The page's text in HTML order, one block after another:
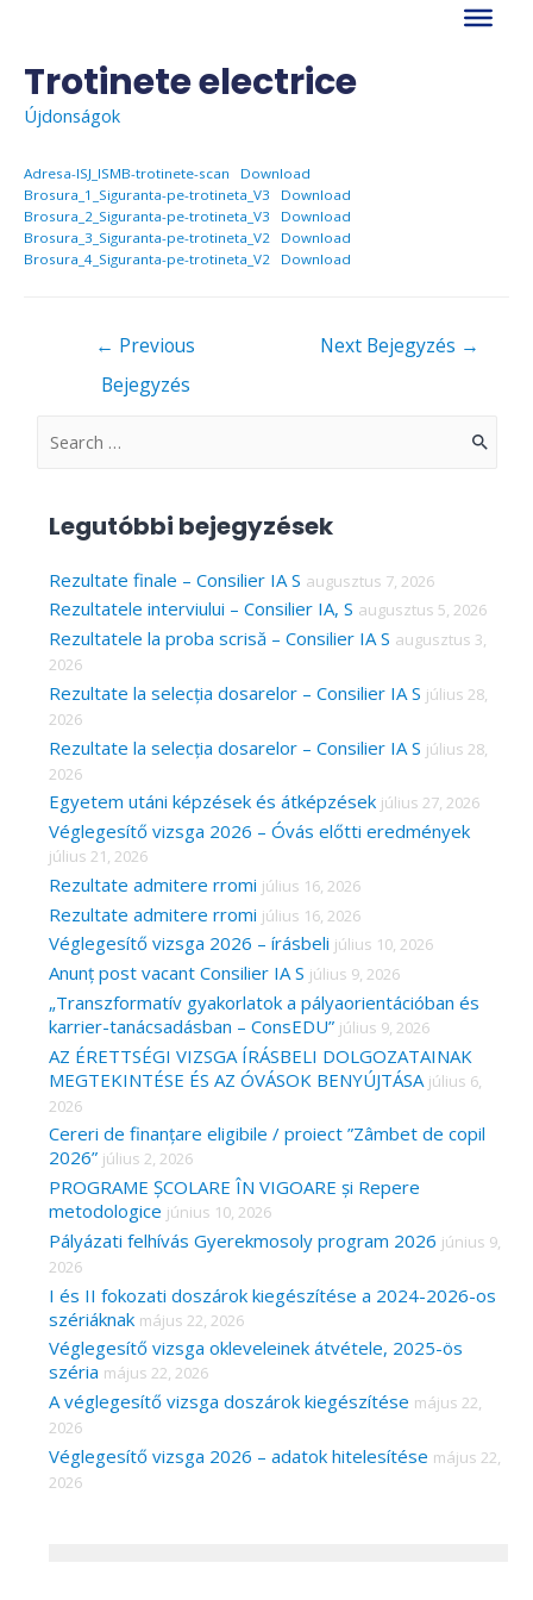
contentTrotinete electrice
Újdonságok
Adresa-ISJ_ISMB-trotinete-scan
Download
Brosura_1_Siguranta-pe-trotineta_V3
Download
Brosura_2_Siguranta-pe-trotineta_V3
Download
Brosura_3_Siguranta-pe-trotineta_V2
Download
Brosura_4_Siguranta-pe-trotineta_V2
Download
← Previous
Bejegyzés
Next Bejegyzés →
S
c
h
f
r
:
Legutóbbi bejegyzések
Rezultate finale – Consilier IA S augusztus 7, 2026
Rezultatele interviului – Consilier IA, S augusztus 5, 2026
Rezultatele la proba scrisă – Consilier IA S augusztus 3,
2026
Rezultate la selecția dosarelor – Consilier IA S július 28,
2026
Rezultate la selecția dosarelor – Consilier IA S július 28,
2026
Egyetem utáni képzések és átképzések július 27, 2026
Véglegesítő vizsga 2026 – Óvás előtti eredmények
július 21, 2026
Rezultate admitere rromi július 16, 2026
Rezultate admitere rromi július 16, 2026
Véglegesítő vizsga 2026 – írásbeli július 10, 2026
Anunț post vacant Consilier IA S július 9, 2026
„Transzformatív gyakorlatok a pályaorientációban és
karrier-tanácsadásban – ConsEDU” július 9, 2026
AZ ÉRETTSÉGI VIZSGA ÍRÁSBELI DOLGOZATAINAK
MEGTEKINTÉSE ÉS AZ ÓVÁSOK BENYÚJTÁSA július 6,
2026
Cereri de finanțare eligibile / proiect ”Zâmbet de copil
2026” július 2, 2026
PROGRAME ȘCOLARE ÎN VIGOARE și Repere
metodologice június 10, 2026
Pályázati felhívás Gyerekmosoly program 2026 június 9,
2026
I és II fokozati doszárok kiegészítése a 2024-2026-os
szériáknak május 22, 2026
Véglegesítő vizsga okleveleinek átvétele, 2025-ös
széria május 22, 2026
A véglegesítő vizsga doszárok kiegészítése május 22,
2026
Véglegesítő vizsga 2026 – adatok hitelesítése május 22,
2026